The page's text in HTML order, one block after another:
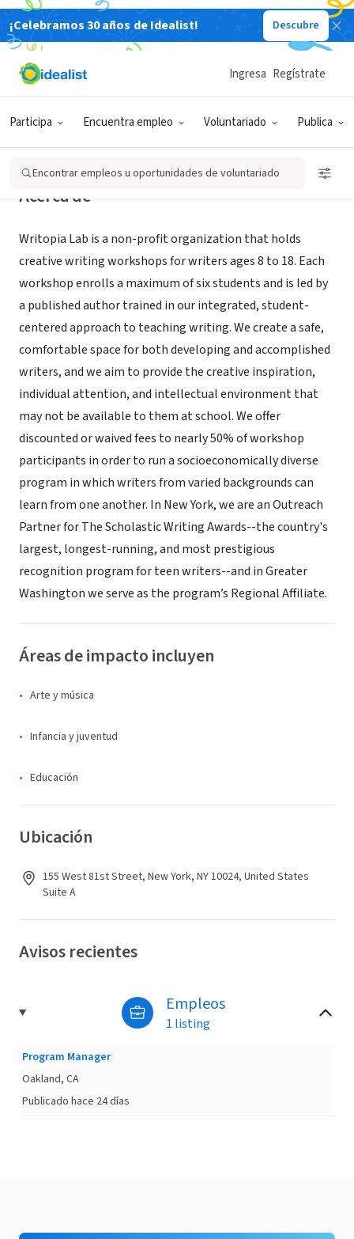
¡Celebramos 30 años de Idealist! Descubre
Participa Encuentra empleo Voluntariado Publica
Ingresa Regístrate
Encontrar empleos u oportunidades de voluntariado
ORGANIZACIÓN SIN FIN DE LUCRO
Writopia Lab
Acerca de
Writopia Lab is a non-profit organization that holds
creative writing workshops for writers ages 8 to 18. Each
workshop enrolls a maximum of six students and is led by
a published author trained in our integrated, student-
centered approach to teaching writing. We create a safe,
comfortable space for both developing and accomplished
writers, and we aim to provide the creative inspiration,
individual attention, and intellectual environment that
may not be available to them at school. We offer
discounted or waived fees to nearly 50% of workshop
participants in order to run a socioeconomically diverse
program in which writers from varied backgrounds can
learn from one another. In New York, we are an Outreach
Partner for The Scholastic Writing Awards--the country's
largest, longest-running, and most prestigious
recognition program for teen writers--and in Greater
Washington we serve as the program’s Regional Affiliate.
Áreas de impacto incluyen
Arte y música
Infancia y juventud
Educación
Ubicación
155 West 81st Street, New York, NY 10024, United States
Suite A
Avisos recientes
Empleos
1 listing
Program Manager
Oakland, CA
Publicado hace 24 días